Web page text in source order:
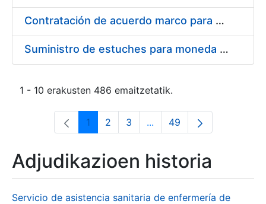
Contratación de acuerdo marco para el Suministro de Material de Electricidad para la Fábrica Nacional de Moneda y Timbre-Real Casa de la Moneda en su centro de trabajo de Burgos
Suministro de estuches para moneda de 30 €
1 - 10 erakusten 486 emaitzetatik.
Orrialdea
1 Orrialdea
2 Orrialdea
3 ...Intermediate Pages Use
Orrialdea
49
Adjudikazioen historia
Servicio de asistencia sanitaria de enfermería de